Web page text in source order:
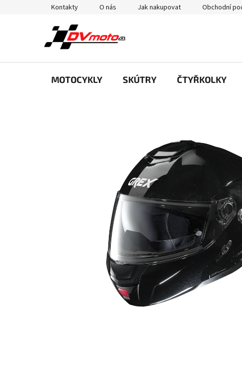
Kontakty O nás Jak nakupovat Obchodní
MOTOCYKLY SKÚTRY ČTYŘKOLKY